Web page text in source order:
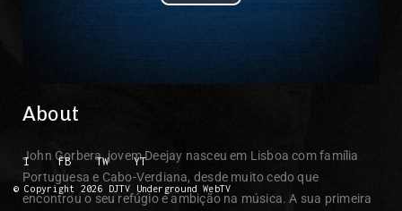
About
John Gorbera, jovem Deejay nasceu em Lisboa com família
Portuguesa e Cabo-Verdiana, desde muito cedo que
encontrou o seu refúgio e ambição na música. A sua primeira
I FB TW YT
© Copyright 2026 DJTV Underground WebTV